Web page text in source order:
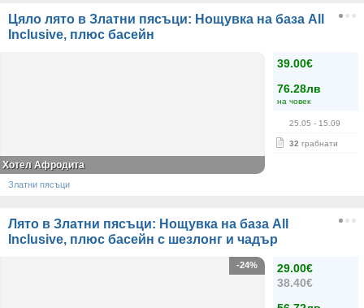
Цяло лято в Златни пясъци: Нощувка на база All
Inclusive, плюс басейн
39.00€
76.28лв
на човек
25.05 - 15.09
32 грабнати
Хотел Афродита
Златни пясъци
Лято в Златни пясъци: Нощувка на база All
Inclusive, плюс басейн с шезлонг и чадър
29.00€
38.40€
-24%